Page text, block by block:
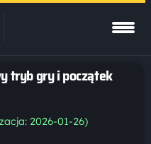
tryb gry i początek
2026-01-26)